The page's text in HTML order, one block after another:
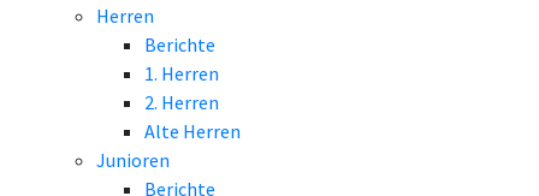
Herren
Berichte
1. Herren
2. Herren
Alte Herren
Junioren
Berichte